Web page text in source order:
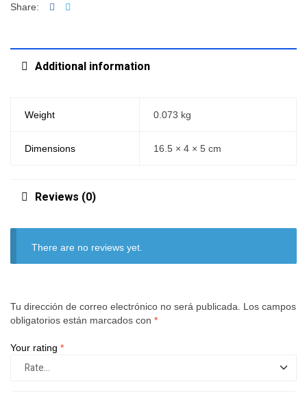
Share: Facebook
Additional information
Weight 0.073 kg
Dimensions 16.5 × 4 × 5 cm
Reviews (0)
There are no reviews yet.
Tu dirección de correo electrónico no será publicada.
Los campos
obligatorios están marcados con *
Your rating *